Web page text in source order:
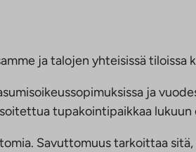
ja talojen yhteisissä tiloissa
ja
tupakointipaikkaa
Savuttomuus tarkoittaa